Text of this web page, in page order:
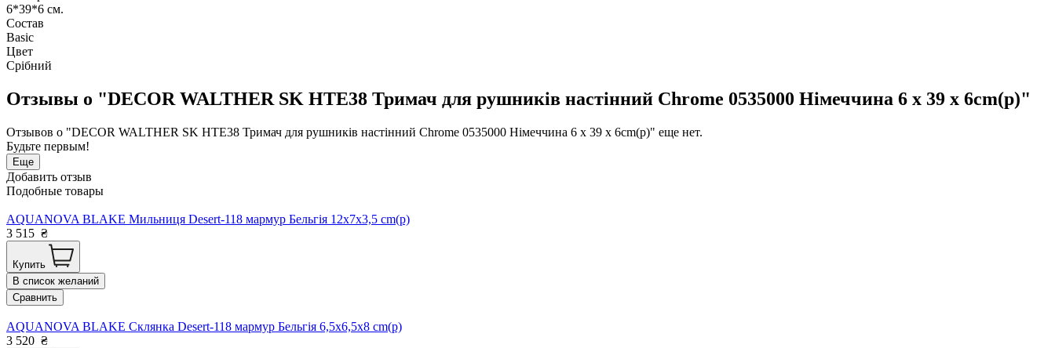
6*39*6 см.
Состав
Basic
Цвет
Срібний
Отзывы о "DECOR WALTHER SK HTE38 Тримач для рушників настінний Chrome 0535000 Німеччина 6 x 39 x 6cm(р)"
Отзывов о "DECOR WALTHER SK HTE38 Тримач для рушників настінний Chrome 0535000 Німеччина 6 x 39 x 6cm(р)" еще нет.
Будьте первым!
Еще
Добавить отзыв
Подобные товары
AQUANOVA BLAKE Мильниця Desert-118 мармур Бельгія 12x7x3,5 cm(р)
3 515 ₴
Купить
В список желаний
Сравнить
AQUANOVA BLAKE Склянка Desert-118 мармур Бельгія 6,5x6,5x8 cm(р)
3 520 ₴